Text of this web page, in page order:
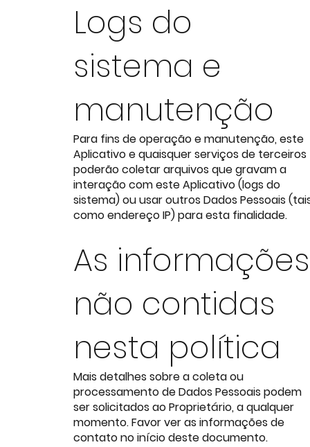
Logs do
sistema e
manutenção
Para fins de operação e manutenção, este
Aplicativo e quaisquer serviços de terceiros
poderão coletar arquivos que gravam a
interação com este Aplicativo (logs do
sistema) ou usar outros Dados Pessoais
como endereço IP) para esta finalidade.
As informações
não contidas
nesta política
Mais detalhes sobre a coleta ou
processamento de Dados Pessoais podem
ser solicitados ao Proprietário, a qualquer
momento. Favor ver as informações de
contato no início deste documento.